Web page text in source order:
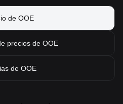
de OOE
precios de OOE
de OOE